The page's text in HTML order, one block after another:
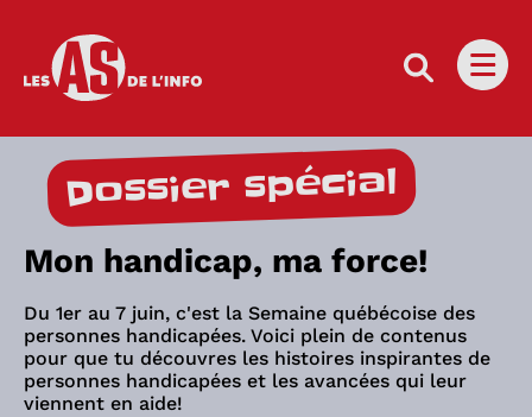
Les as de l'info
Dossier spécial
Mon handicap, ma force!
Du 1er au 7 juin, c'est la Semaine québécoise des
personnes handicapées. Voici plein de contenus
pour que tu découvres les histoires inspirantes de
personnes handicapées et les avancées qui leur
viennent en aide!